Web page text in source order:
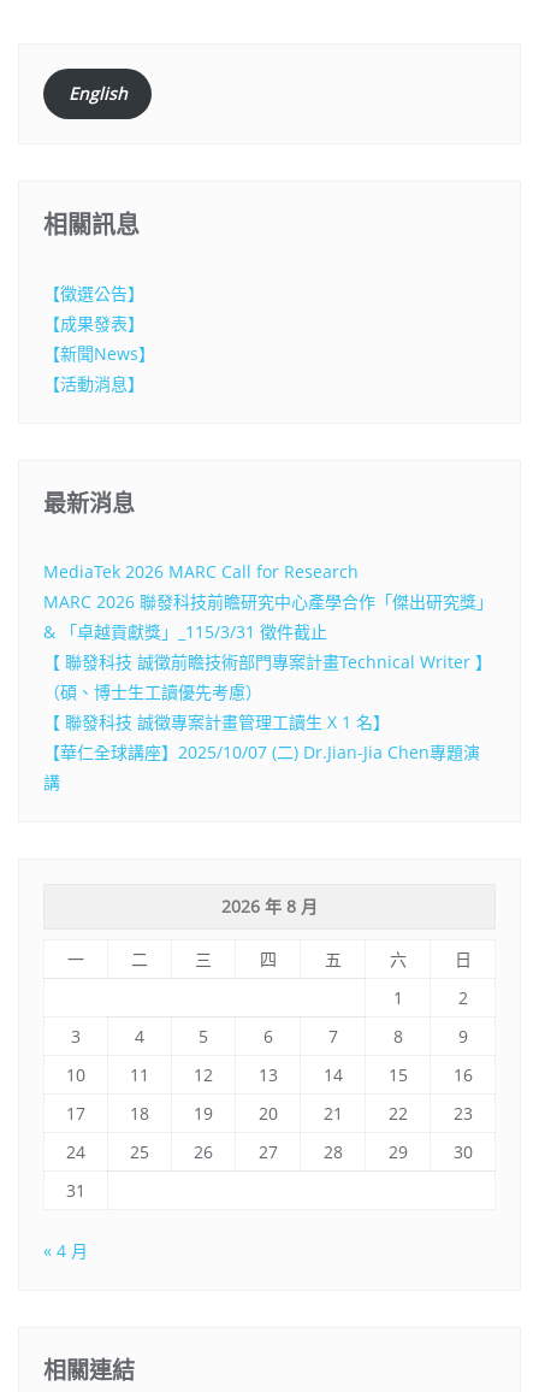
English
相關訊息
【徵選公告】
【成果發表】
【新聞News】
【活動消息】
最新消息
MediaTek 2026 MARC Call for Research
MARC 2026 聯發科技前瞻研究中心產學合作「傑出研究獎」
& 「卓越貢獻獎」_115/3/31 徵件截止
【 聯發科技 誠徵前瞻技術部門專案計畫Technical Writer 】
（碩、博士生工讀優先考慮）
【 聯發科技 誠徵專案計畫管理工讀生 X 1 名】
【華仁全球講座】2025/10/07 (二) Dr.Jian-Jia Chen專題演
講
2026 年 8 月
一 二 三 四 五 六
日
1
2
3
4 5 6 7 8
9
10
11 12 13 14 15
16
17
18 19 20 21 22
23
24
25 26 27 28 29
30
31
« 4 月
相關連結